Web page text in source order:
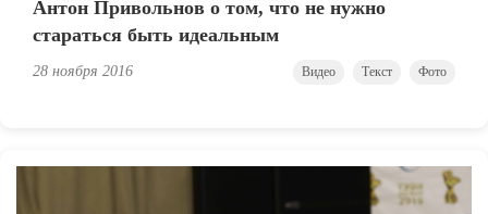
Антон Привольнов о том, что не нужно
стараться быть идеальным
28 ноября 2016 Видео Текст Фото